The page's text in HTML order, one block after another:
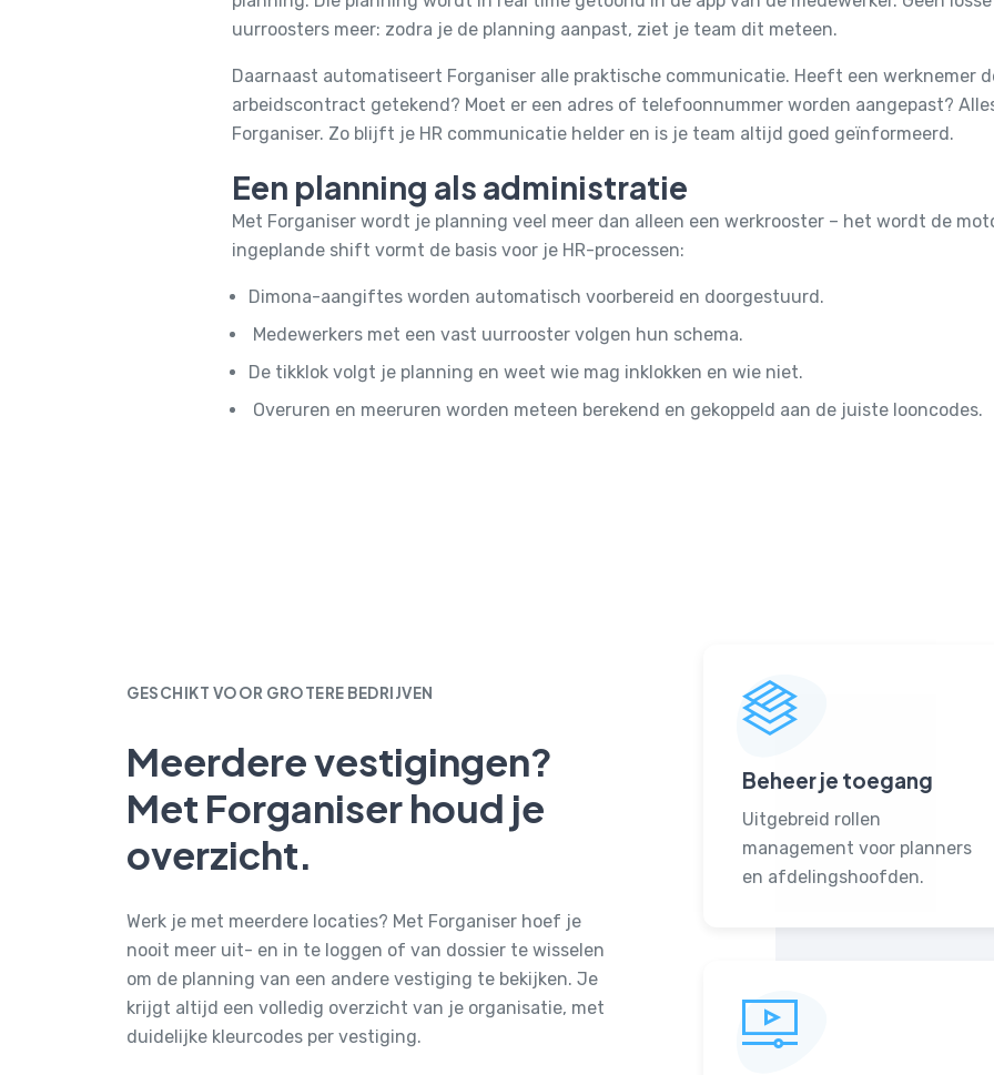
uurroosters meer: zodra je de planning aanpast, ziet je team dit meteen.
Daarnaast automatiseert Forganiser alle praktische communicatie. Heeft een werknemer
arbeidscontract getekend? Moet er een adres of telefoonnummer worden aangepast?
Forganiser. Zo blijft je HR communicatie helder en is je team altijd goed geïnformeerd.
Een planning als administratie
Met Forganiser wordt je planning veel meer dan alleen een werkrooster – het wordt de
ingeplande shift vormt de basis voor je HR-processen:
Dimona-aangiftes worden automatisch voorbereid en doorgestuurd.
Medewerkers met een vast uurrooster volgen hun schema.
De tikklok volgt je planning en weet wie mag inklokken en wie niet.
Overuren en meeruren worden meteen berekend en gekoppeld aan de juiste looncodes.
GESCHIKT VOOR GROTERE BEDRIJVEN
Meerdere vestigingen?
Met Forganiser houd je
overzicht.
Werk je met meerdere locaties? Met Forganiser hoef je
nooit meer uit- en in te loggen of van dossier te wisselen
om de planning van een andere vestiging te bekijken. Je
krijgt altijd een volledig overzicht van je organisatie, met
duidelijke kleurcodes per vestiging.
Beheer je toegang
Uitgebreid rollen
management voor planners
en afdelingshoofden.